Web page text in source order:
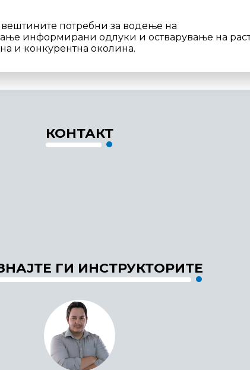
потребни за водење на
информирани одлуки и остварување на
и конкурентна околина.
КОНТАКТ
ГИ ИНСТРУКТОРИТЕ